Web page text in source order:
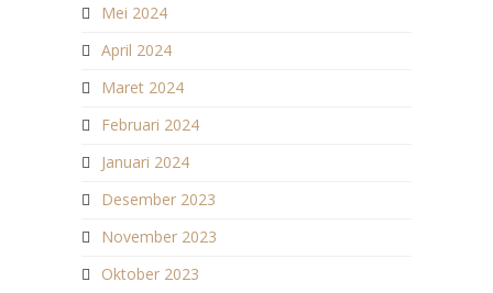
Mei 2024
April 2024
Maret 2024
Februari 2024
Januari 2024
Desember 2023
November 2023
Oktober 2023